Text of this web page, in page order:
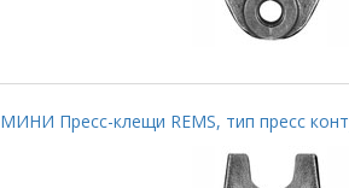
МИНИ Пресс-клещи REMS, тип пресс